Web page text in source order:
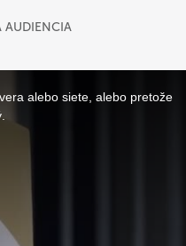
AUDIENCIA
alebo siete, alebo pretože